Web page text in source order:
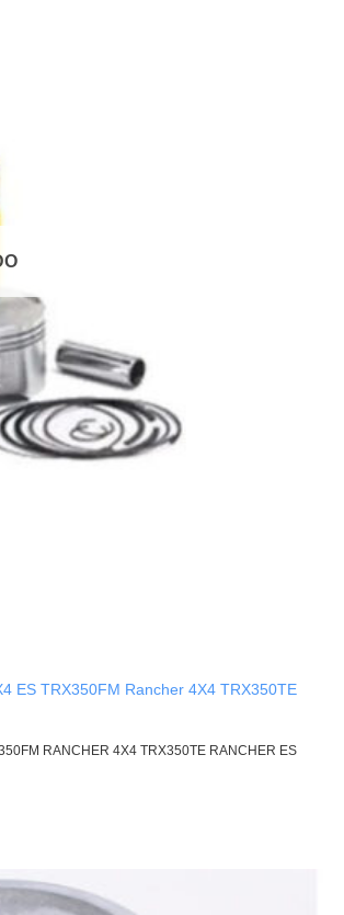
ES TRX350FM Rancher 4X4 TRX350TE
RANCHER 4X4 TRX350TE RANCHER ES